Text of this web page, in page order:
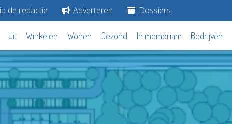
de redactie Adverteren Dossiers
Uit Winkelen Wonen Gezond In memoriam Bedrijven